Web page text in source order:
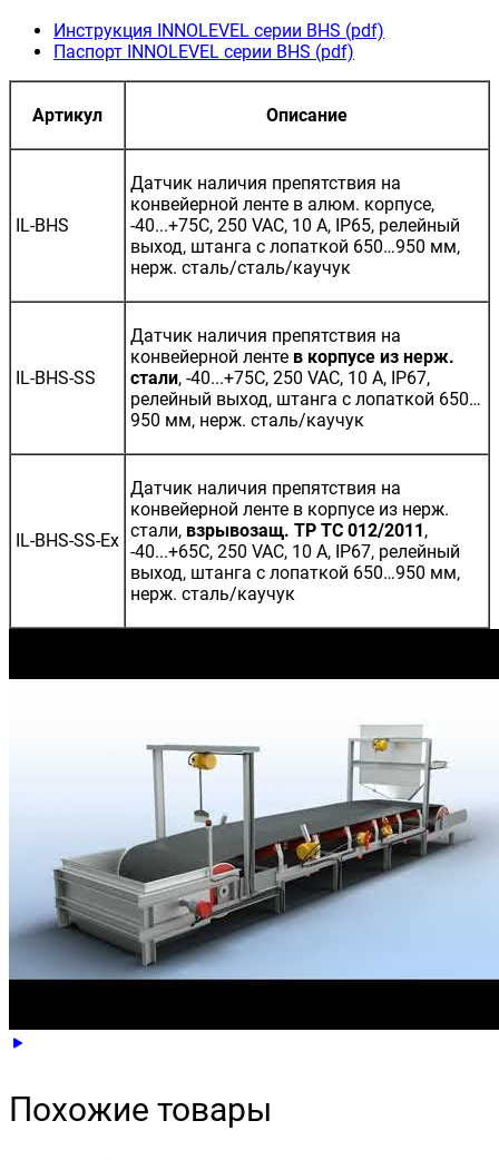
Инструкция INNOLEVEL серии BHS (pdf)
Паспорт INNOLEVEL серии BHS (pdf)
Артикул Описание
IL-BHS
Датчик наличия препятствия на
конвейерной ленте в алюм. корпусе,
-40...+75С, 250 VAC, 10 A, IP65, релейный
выход, штанга с лопаткой 650…950 мм,
нерж. сталь/сталь/каучук
IL-BHS-SS
Датчик наличия препятствия на
конвейерной ленте в корпусе из нерж.
стали, -40...+75С, 250 VAC, 10 A, IP67,
релейный выход, штанга с лопаткой 650…
950 мм, нерж. сталь/каучук
IL-BHS-SS-Ex
Датчик наличия препятствия на
конвейерной ленте в корпусе из нерж.
стали, взрывозащ. ТР ТС 012/2011 ,
-40...+65С, 250 VAC, 10 A, IP67, релейный
выход, штанга с лопаткой 650…950 мм,
нерж. сталь/каучук
Похожие товары